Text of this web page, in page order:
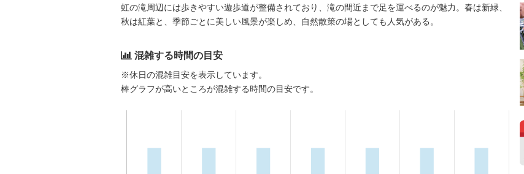
虹の滝周辺には歩きやすい遊歩道が整備されており、滝の間近まで足を運べるのが魅力。春は新緑、
秋は紅葉と、季節ごとに美しい風景が楽しめ、自然散策の場としても人気がある。
混雑する時間の目安
※休日の混雑目安を表示しています。
棒グラフが高いところが混雑する時間の目安です。